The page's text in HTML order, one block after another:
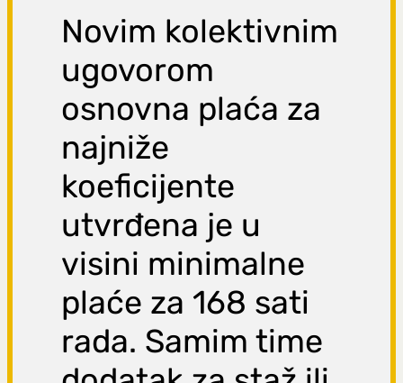
Novim kolektivnim
ugovorom
osnovna plaća za
najniže
koeficijente
utvrđena je u
visini minimalne
plaće za 168 sati
rada. Samim time